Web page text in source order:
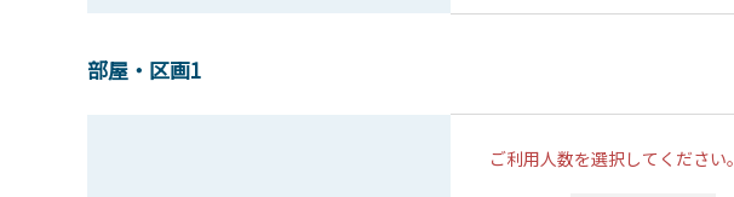
部屋・区画1
ご利用人数を選択してください。